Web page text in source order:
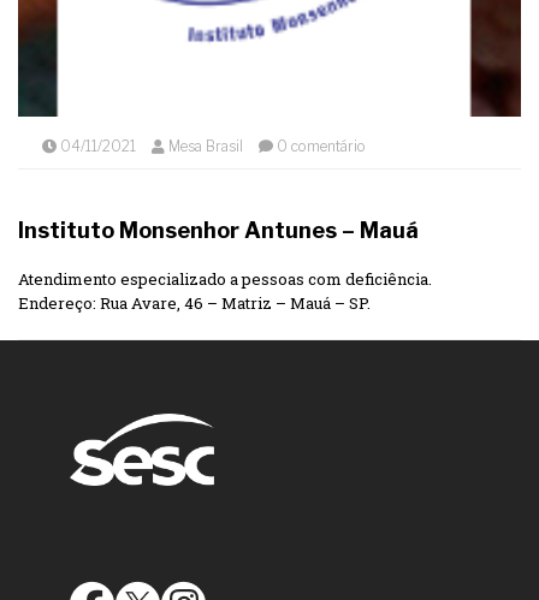
04/11/2021 Mesa Brasil 0 comentário
Instituto Monsenhor Antunes – Mauá
Atendimento especializado a pessoas com deficiência.
Endereço: Rua Avare, 46 – Matriz – Mauá – SP.